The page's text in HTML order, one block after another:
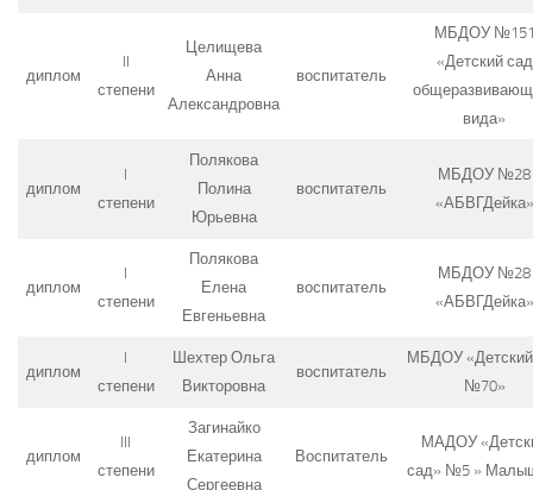
диплом
II
степени
Целищева
Анна
Александровна
воспитатель
МБДОУ
«Детский сад
вида»
диплом
I
степени
Полякова
Полина
Юрьевна
воспитатель
МБДОУ №28
«АБВГДейка»
диплом
I
степени
Полякова
Елена
Евгеньевна
воспитатель
МБДОУ №28
«АБВГДейка»
диплом
I
степени
Шехтер Ольга
Викторовна
воспитатель
МБДОУ
№70»
диплом
III
степени
Загинайко
Екатерина
Сергеевна
Воспитатель
МАДОУ
сад» №5 »